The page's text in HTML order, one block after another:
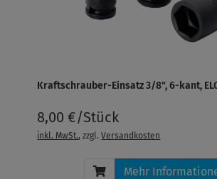
Kraftschrauber-Einsatz 3/8", 6-kant,
8,00 €/Stück
inkl. MwSt., zzgl.Versandkosten
Mehr